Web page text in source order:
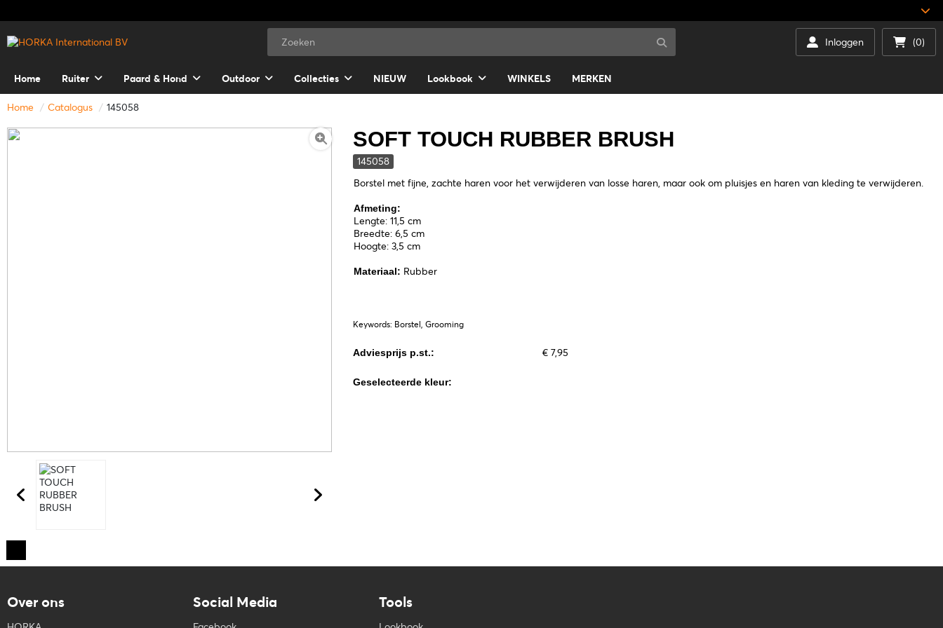
Inloggen (0)
Home Ruiter Paard & Hond Outdoor Collecties NIEUW Lookbook WINKELS MERKEN
Home Catalogus 145058
SOFT TOUCH RUBBER BRUSH
145058
Borstel met fijne, zachte haren voor het verwijderen van losse haren, maar ook om pluisjes en haren van kleding te verwijderen.
Afmeting:
Lengte: 11,5 cm
Breedte: 6,5 cm
Hoogte: 3,5 cm
Materiaal: Rubber
Keywords: Borstel, Grooming
Adviesprijs p.st.: € 7,95
Geselecteerde kleur:
Over ons Social Media Tools